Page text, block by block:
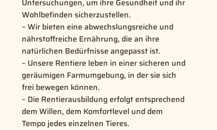
Untersuchungen, um ihre Gesundheit und ihr
Wohlbefinden sicherzustellen.
– Wir bieten eine abwechslungsreiche und
nährstoffreiche Ernährung, die an ihre
natürlichen Bedürfnisse angepasst ist.
– Unsere Rentiere leben in einer sicheren und
geräumigen Farmumgebung, in der sie sich
frei bewegen können.
– Die Rentierausbildung erfolgt entsprechend
dem Willen, dem Komfortlevel und dem
Tempo jedes einzelnen Tieres.